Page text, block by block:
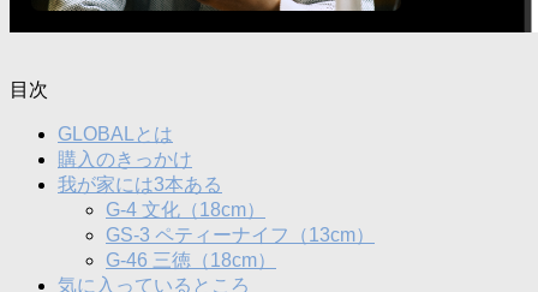
目次
GLOBALとは
購入のきっかけ
我が家には3本ある
G-4 文化（18cm）
GS-3 ペティーナイフ（13cm）
G-46 三徳（18cm）
気に入っているところ